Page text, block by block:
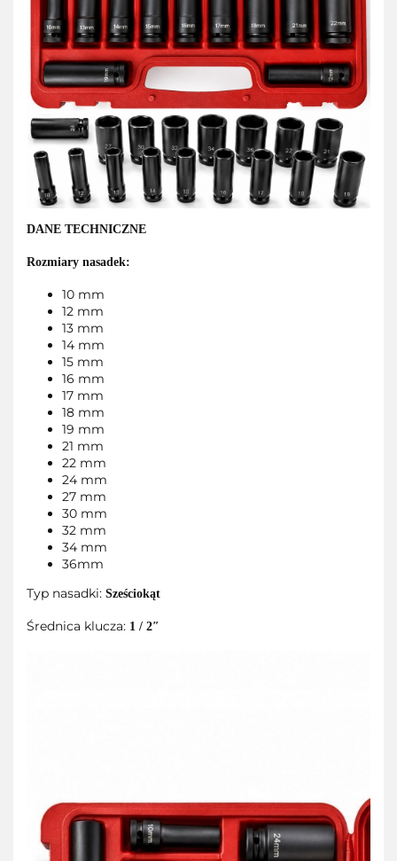
DANE TECHNICZNE
Rozmiary nasadek:
10 mm
12 mm
13 mm
14 mm
15 mm
16 mm
17 mm
18 mm
19 mm
21 mm
22 mm
24 mm
27 mm
30 mm
32 mm
34 mm
36mm
Typ nasadki: Sześciokąt
Średnica klucza: 1 / 2″